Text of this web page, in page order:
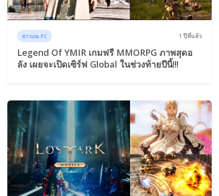
ข่าวเกม PC 1 ปีที่แล้ว
Legend Of YMIR เกมฟรี MMORPG ภาพสุดอ
ลัง เผยจะเปิดเซิร์ฟ Global ในช่วงท้ายปีนี้!!!